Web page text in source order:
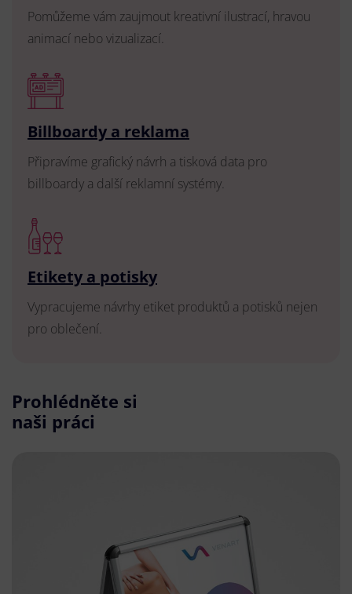
Pomůžeme vám zaujmout kreativní ilustrací, hravou
animací nebo vizualizací.
Billboardy a reklama
Připravíme grafický návrh a tisková data pro
billboardy a další reklamní systémy.
Etikety a potisky
Vypracujeme návrhy etiket produktů a potisků nejen
pro oblečení.
Prohlédněte si
naši práci